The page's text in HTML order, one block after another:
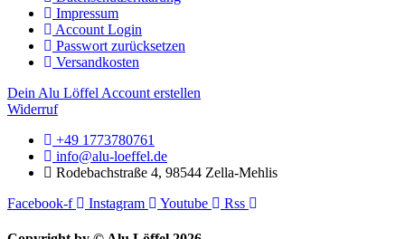
Impressum
Account Login
Passwort zurücksetzen
Versandkosten
Dein Alu Löffel Account erstellen
Widerruf
+49 1773780761
info@alu-loeffel.de
Rodebachstraße 4, 98544 Zella-Mehlis
Facebook-f
Instagram Youtube Rss